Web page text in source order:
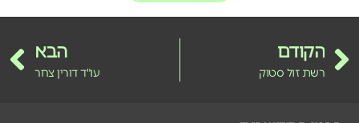
הקודם
רשת זול סטוק
הבא
עו"ד דורין צחר